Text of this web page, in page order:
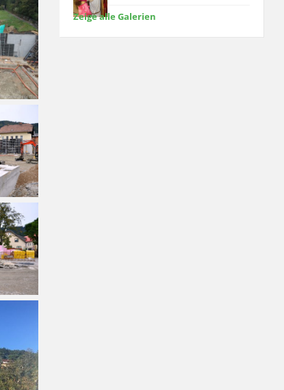
Zeige alle Galerien